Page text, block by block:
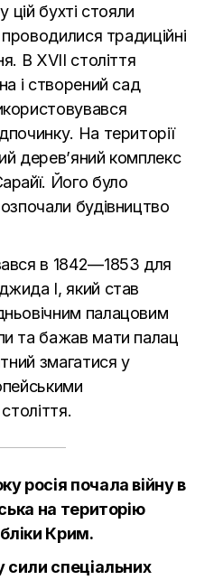
цій бухті стояли
традиційні
В XVII століття
і створений сад
На території
дерев’яний комплекс
Його було
будівництво
в 1842—1853 для
I, який став
палацовим
та бажав мати палац
змагатися у
росія почала війну в
на територію
Крим.
сили спеціальних